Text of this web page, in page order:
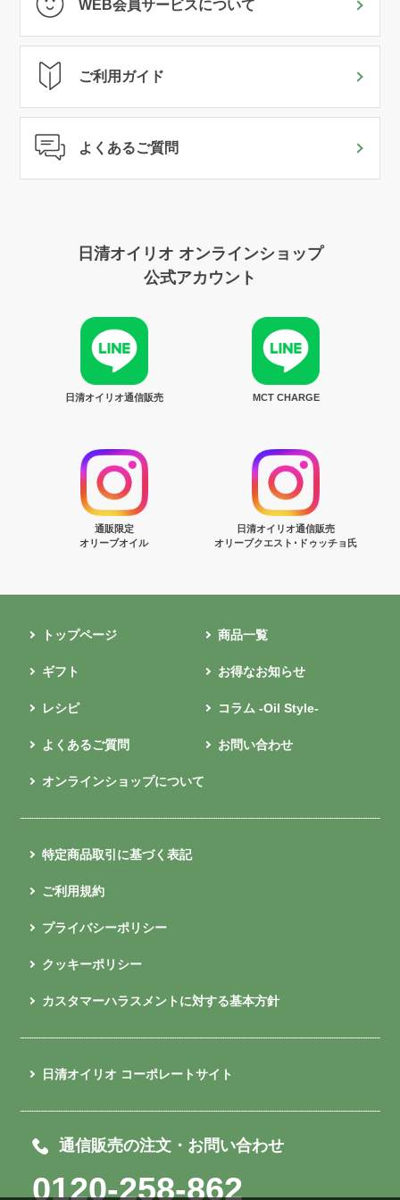
WEB会員サービスについて
ご利用ガイド
よくあるご質問
日清オイリオ オンラインショップ
公式アカウント
日清オイリオ通信販売 MCT CHARGE
通販限定
オリーブオイル
日清オイリオ通信販売
オリーブクエスト･ドゥッチョ氏
トップページ 商品一覧
ギフト お得なお知らせ
レシピ コラム -Oil Style-
よくあるご質問 お問い合わせ
オンラインショップについて
特定商品取引に基づく表記
ご利用規約
プライバシーポリシー
クッキーポリシー
カスタマーハラスメントに対する基本方針
日清オイリオ コーポレートサイト
通信販売の注文・お問い合わせ
0120-258-862